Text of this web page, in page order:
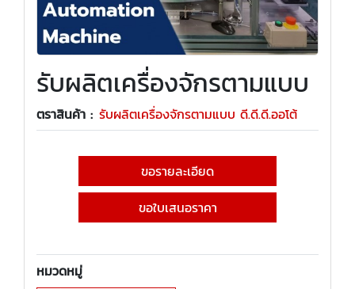
รับผลิตเครื่องจักรตามแบบ
ตราสินค้า : รับผลิตเครื่องจักรตามแบบ ดี.ดี.ดี.ออโต้
ขอรายละเอียด
ขอใบเสนอราคา
หมวดหมู่